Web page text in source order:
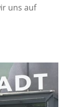
uns auf